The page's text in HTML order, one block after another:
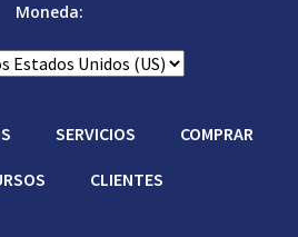
Moneda:
SERVICIOS COMPRAR
CLIENTES